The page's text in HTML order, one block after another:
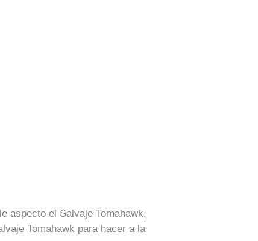
aspecto el Salvaje Tomahawk,
Tomahawk para hacer a la